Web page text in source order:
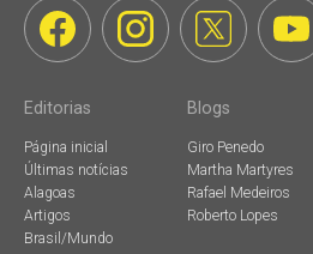
Editorias
Página inicial
Últimas notícias
Alagoas
Artigos
Brasil/Mundo
Blogs
Giro Penedo
Martha Martyres
Rafael Medeiros
Roberto Lopes